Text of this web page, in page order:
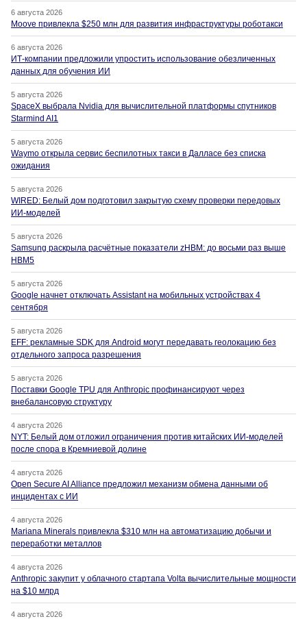
6 августа 2026
Moove привлекла $250 млн для развития инфраструктуры роботакси
6 августа 2026
ИТ-компании предложили упростить использование обезличенных
данных для обучения ИИ
5 августа 2026
SpaceX выбрала Nvidia для вычислительной платформы спутников
Starmind AI1
5 августа 2026
Waymo открыла сервис беспилотных такси в Далласе без списка
ожидания
5 августа 2026
WIRED: Белый дом подготовил закрытую схему проверки передовых
ИИ-моделей
5 августа 2026
Samsung раскрыла расчётные показатели zHBM: до восьми раз выше
HBM5
5 августа 2026
Google начнет отключать Assistant на мобильных устройствах 4
сентября
5 августа 2026
EFF: рекламные SDK для Android могут передавать геолокацию без
отдельного запроса разрешения
5 августа 2026
Поставки Google TPU для Anthropic профинансируют через
внебалансовую структуру
4 августа 2026
NYT: Белый дом отложил ограничения против китайских ИИ-моделей
после спора в Кремниевой долине
4 августа 2026
Open Secure AI Alliance предложил механизм обмена данными об
инцидентах с ИИ
4 августа 2026
Mariana Minerals привлекла $310 млн на автоматизацию добычи и
переработки металлов
4 августа 2026
Anthropic закупит у облачного стартапа Volta вычислительные мощности
на $10 млрд
4 августа 2026